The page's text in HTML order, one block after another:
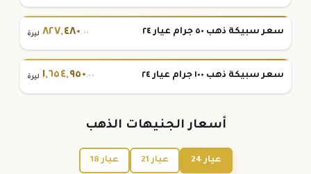
سعر سبيكة ذهب ٥٠ جرام عيار ٢٤ ٨٢٧,٤٨٠.٠٠ ليرة
سعر سبيكة ذهب ١٠٠ جرام عيار ٢٤ ١,٦٥٤,٩٥٠.٠٠ ليرة
أسعار الجنيهات الذهب
عيار 24 عيار 21 عيار 18